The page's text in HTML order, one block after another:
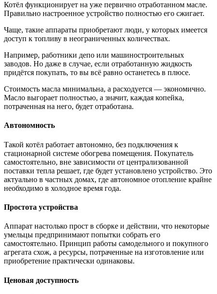
Котёл функционирует на уже первично отработанном масле.
Правильно настроенное устройство полностью его сжигает.
Чаще, такие аппараты приобретают люди, у которых имеется
доступ к топливу в неограниченных количествах.
Например, работники депо или машиностроительных
заводов. Но даже в случае, если отработанную жидкость
придётся покупать, то вы всё равно останетесь в плюсе.
Стоимость масла минимальна, а расходуется — экономично.
Масло выгорает полностью, а значит, каждая копейка,
потраченная на него, будет отработана.
Автономность
Такой котёл работает автономно, без подключения к
стационарной системе обогрева помещения. Покупатель
самостоятельно, вне зависимости от централизованной
поставки тепла решает, где будет установлено устройство. Это
актуально в частных домах, где автономное отопление крайне
необходимо в холодное время года.
Простота устройства
Аппарат настолько прост в сборке и действии, что некоторые
умельцы предпринимают попытки собрать его
самостоятельно. Принцип работы самодельного и покупного
агрегата схож, а ресурсы, потраченные на изготовление или
приобретение практически одинаковы.
Ценовая доступность